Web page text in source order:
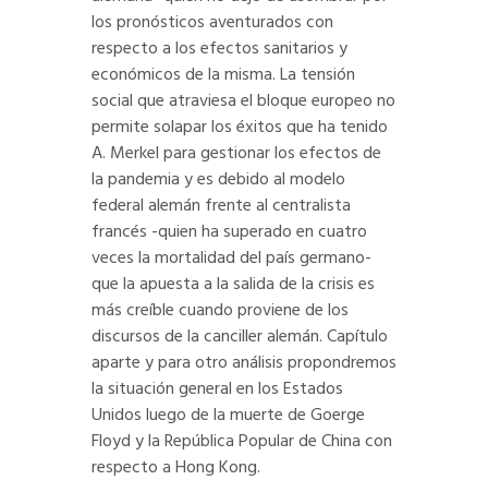
los pronósticos aventurados con
respecto a los efectos sanitarios y
económicos de la misma. La tensión
social que atraviesa el bloque europeo no
permite solapar los éxitos que ha tenido
A. Merkel para gestionar los efectos de
la pandemia y es debido al modelo
federal alemán frente al centralista
francés -quien ha superado en cuatro
veces la mortalidad del país germano-
que la apuesta a la salida de la crisis es
más creíble cuando proviene de los
discursos de la canciller alemán. Capítulo
aparte y para otro análisis propondremos
la situación general en los Estados
Unidos luego de la muerte de Goerge
Floyd y la República Popular de China con
respecto a Hong Kong.